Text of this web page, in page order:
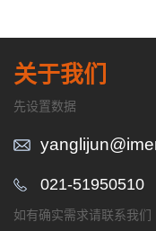
关于我们
先设置数据
021-51950510
如有确实需求请联系我们